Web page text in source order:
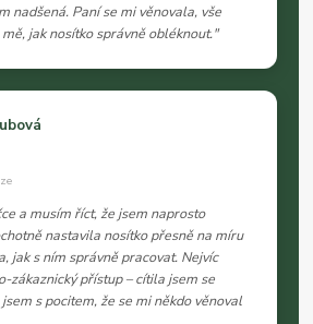
nadšená. Paní se mi věnovala, vše
jak nosítko správně obléknout."
a musím říct, že jsem naprosto
nastavila nosítko přesně na míru
jak s ním správně pracovat. Nejvíc
zákaznický přístup – cítila jsem se
s pocitem, že se mi někdo věnoval